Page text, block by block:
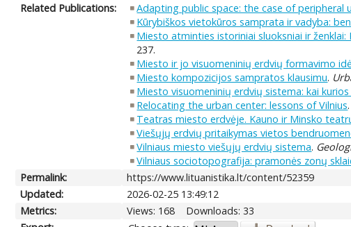
Related Publications: Adapting public space: the case of peripheral
Kūrybiškos vietokūros samprata ir vadyba:
Miesto atminties istoriniai sluoksniai ir ženklai:
237.
Miesto ir jo visuomeninių erdvių formavimo
Miesto kompozicijos sampratos klausimu.
Miesto visuomeninių erdvių sistema: kai
Relocating the urban center: lessons of Vilnius.
Teatras miesto erdvėje. Kauno ir Minsko
Viešųjų erdvių pritaikymas vietos
Vilniaus miesto viešųjų erdvių sistema.
Vilniaus sociotopografija: pramonės zonų
Permalink:
https://www.lituanistika.lt/content/52359
Updated:
2026-02-25 13:49:12
Metrics:
Views: 168
Downloads: 33